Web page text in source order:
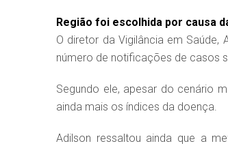
Região foi escolhida por causa
O diretor da Vigilância em
número de notificações de casos
Segundo ele, apesar do cenário
ainda mais os índices da doença.
Adilson ressaltou ainda que a